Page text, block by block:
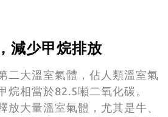
減少甲烷排放
二大溫室氣體，佔人類溫室氣
烷相當於82.5噸二氧化碳。
放大量溫室氣體，尤其是牛、